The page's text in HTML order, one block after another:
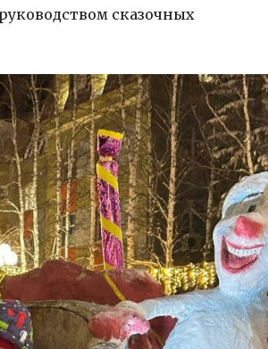
сказочных